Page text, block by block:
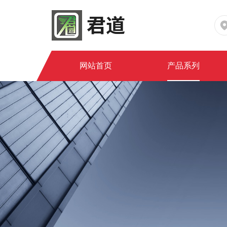
网站首页 产品系列